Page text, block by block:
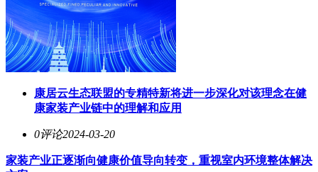
康居云生态联盟的专精特新将进一步深化对该理念在健
康家装产业链中的理解和应用
0评论2024-03-20
家装产业正逐渐向健康价值导向转变，重视室内环境整体解决